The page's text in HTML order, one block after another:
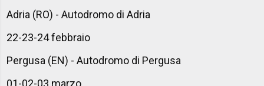
Adria (RO) - Autodromo di Adria
22-23-24 febbraio
Pergusa (EN) - Autodromo di Pergusa